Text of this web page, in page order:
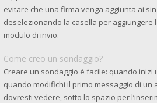
evitare che una firma venga aggiunta ai
deselezionando la casella per aggiungere
modulo di invio.
Come creo un sondaggio?
Creare un sondaggio è facile: quando inizi
quando modifichi il primo messaggio di un
dovresti vedere, sotto lo spazio per